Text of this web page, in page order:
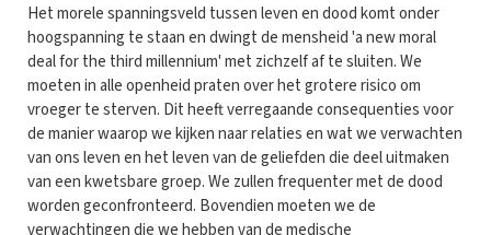
Het morele spanningsveld tussen leven en dood komt onder
hoogspanning te staan en dwingt de mensheid 'a new moral
deal for the third millennium' met zichzelf af te sluiten. We
moeten in alle openheid praten over het grotere risico om
vroeger te sterven. Dit heeft verregaande consequenties voor
de manier waarop we kijken naar relaties en wat we verwachten
van ons leven en het leven van de geliefden die deel uitmaken
van een kwetsbare groep. We zullen frequenter met de dood
worden geconfronteerd. Bovendien moeten we de
verwachtingen die we hebben van de medische